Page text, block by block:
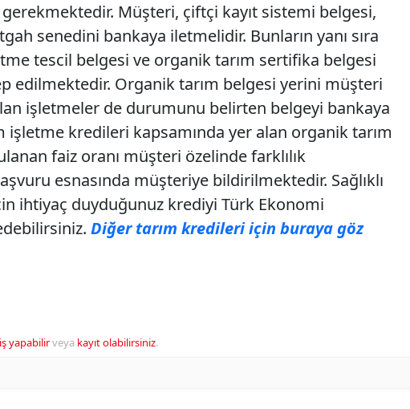
Müşteri, çiftçi kayıt sistemi belgesi,
senedini bankaya iletmelidir. Bunların yanı sıra
tescil belgesi ve organik tarım sertifika belgesi
edilmektedir. Organik tarım belgesi yerini müşteri
işletmeler de durumunu belirten belgeyi bankaya
işletme kredileri kapsamında yer alan organik tarım
faiz oranı müşteri özelinde farklılık
esnasında müşteriye bildirilmektedir. Sağlıklı
ihtiyaç duyduğunuz krediyi Türk Ekonomi
Diğer tarım kredileri için buraya göz
yapabilirveya kayıt olabilirsiniz.